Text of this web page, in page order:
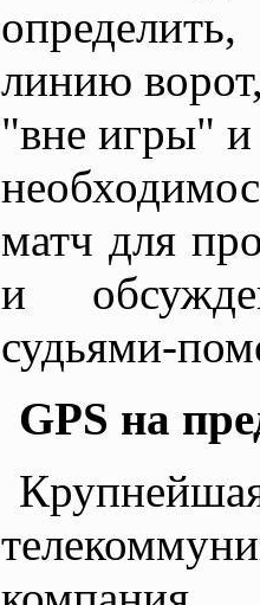
линию
"вне игры" и
матч для
и
судьями-
GPS на